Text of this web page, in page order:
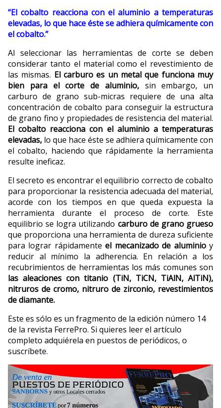
“El cobalto reacciona con el aluminio a temperaturas
elevadas, lo que hace éste se adhiera químicamente con
el cobalto.”
Al seleccionar las herramientas de corte se deben
considerar tanto el material como el revestimiento de
las mismas. El carburo es un metal que funciona muy
bien para el corte de aluminio,sin embargo, un
carburo de grano sub-micras requiere de una alta
concentración de cobalto para conseguir la estructura
de grano fino y propiedades de resistencia del material.
El cobalto reacciona con el aluminio a temperaturas
elevadas, lo que hace éste se adhiera químicamente con
el cobalto, haciendo que rápidamente la herramienta
resulte ineficaz.
El secreto es encontrar el equilibrio correcto de cobalto
para proporcionar la resistencia adecuada del material,
acorde con los tiempos en que queda expuesta la
herramienta durante el proceso de corte. Este
equilibrio se logra utilizando carburo de grano grueso
que proporciona una herramienta de dureza suficiente
para lograr rápidamenteel mecanizado de aluminioy
reducir al mínimo la adherencia. En relación a los
recubrimientos de herramientas los más comunes son
las aleaciones con titanio (TiN, TiCN, TiAlN, AlTiN),
nitruros de cromo, nitruro de zirconio, revestimientos
de diamante.
Este es sólo es un fragmento de la edición número 14
de la revista FerrePro. Si quieres leer el artículo
completo adquiérela en puestos de periódicos, o
suscríbete.